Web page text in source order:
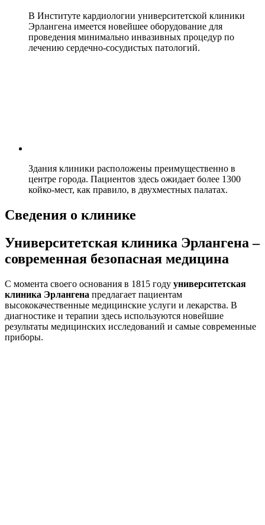
В Институте кардиологии университетской клиники
Эрлангена имеется новейшее оборудование для
проведения минимально инвазивных процедур по
лечению сердечно-сосудистых патологий.
Здания клиники расположены преимущественно в
центре города. Пациентов здесь ожидает более 1300
койко-мест, как правило, в двухместных палатах.
Сведения о клинике
Университетская клиника Эрлангена –
современная безопасная медицина
С момента своего основания в 1815 году университетская
клиника Эрлангена предлагает пациентам
высококачественные медицинские услуги и лекарства. В
диагностике и терапии здесь используются новейшие
результаты медицинских исследований и самые современные
приборы.